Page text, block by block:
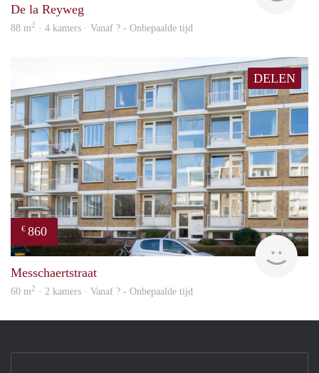
De la Reyweg
88 m2 · 4 kamers · Vanaf ? - Onbepaalde tijd
DELEN
€ 860
Messchaertstraat
60 m2 · 2 kamers · Vanaf ? - Onbepaalde tijd